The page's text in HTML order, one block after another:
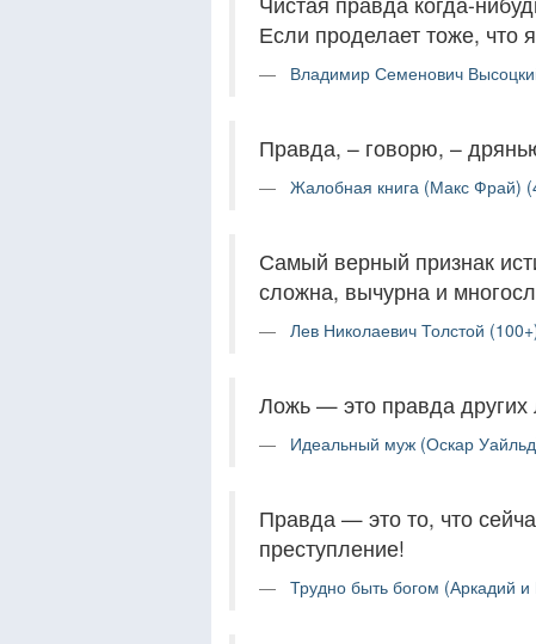
Если проделает тоже, что
Владимир Семенович
Правда, – говорю, –
Жалобная книга (Макс Фрай)
Самый верный признак
сложна, вычурна и
Лев Николаевич Толстой
Ложь — это правда
Идеальный муж (Оскар
Правда — это то, что
преступление!
Трудно быть богом (Аркадий